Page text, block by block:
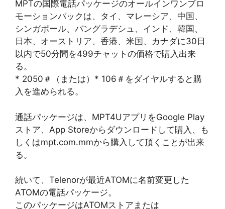
MPTの国際電話パッケージのオールインワンプロ
モーションパックは、タイ、マレーシア、中国、
シンガポール、バングラデシュ、インド、韓国、
日本、オーストリア、香港、米国、カナダに30日
以内で50分間を499チャットの価格で購入出来
る。
* 2050＃（または）* 106＃をダイヤルすると購
入を進められる。
通話パッケージは、MPT4UアプリをGoogle Play
ストア、App Storeからダウンロードして購入、も
しくはmpt.com.mmから購入して頂くことが出来
る。
続いて、Telenorが最近ATOMに名前変更した
ATOMの電話パッケージ。
このパッケージはATOMストアまたは